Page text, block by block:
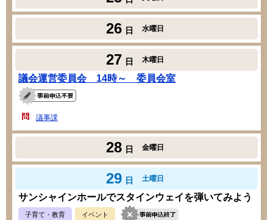
26 日 水曜日
27 日 木曜日
議会運営委員会 14時～ 委員会室
議事課
28 日 金曜日
29 日 土曜日
サンシャインホールでスタインウェイを弾いてみよう
子育て・教育 イベント